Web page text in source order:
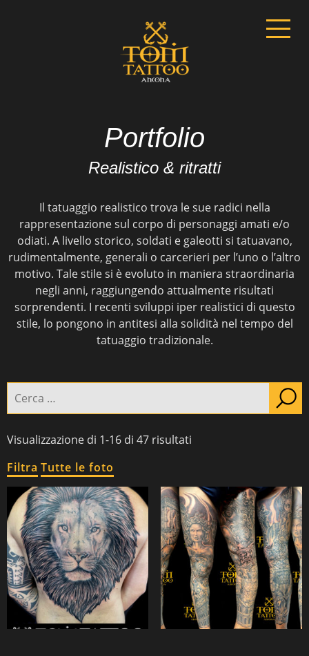
Portfolio
Realistico & ritratti
Il tatuaggio realistico trova le sue radici nella
rappresentazione sul corpo di personaggi amati e/o
odiati. A livello storico, soldati e galeotti si tatuavano,
rudimentalmente, generali o carcerieri per l’uno o l’altro
motivo. Tale stile si è evoluto in maniera straordinaria
negli anni, raggiungendo attualmente risultati
sorprendenti. I recenti sviluppi iper realistici di questo
stile, lo pongono in antitesi alla solidità nel tempo del
tatuaggio tradizionale.
Navel
Nipples
Estetico -ricostruttivo
Ornamental
Tatuaggio giapponese
Tatuaggio traditional
Tatuaggio tribale
Parte del corpo
braccia(25) fianco(2) gambe petto
(4)
scapola (5) schiena (3) spalla (4)
Cerca:
Visualizzazione di 1-16 di 47 risultati
Filtra Tutte le foto